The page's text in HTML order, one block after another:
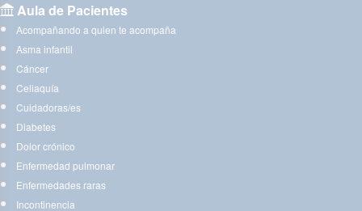
Aula de Pacientes
Acompañando a quien te acompaña
Asma infantil
Cáncer
Celiaquía
Cuidadoras/es
Diabetes
Dolor crónico
Enfermedad pulmonar
Enfermedades raras
Incontinencia